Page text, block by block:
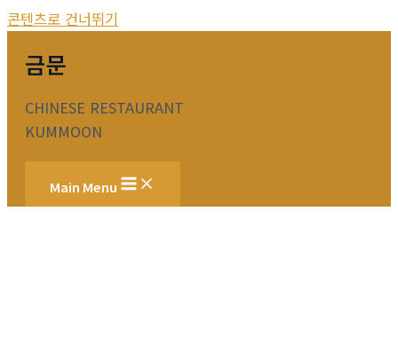
콘텐츠로 건너뛰기
금문
CHINESE RESTAURANT
KUMMOON
Main Menu